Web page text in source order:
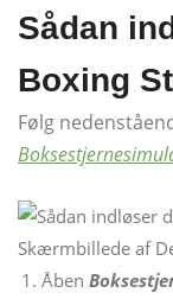
Sådan
Boxing
Følg
Skærmbillede af
Åben